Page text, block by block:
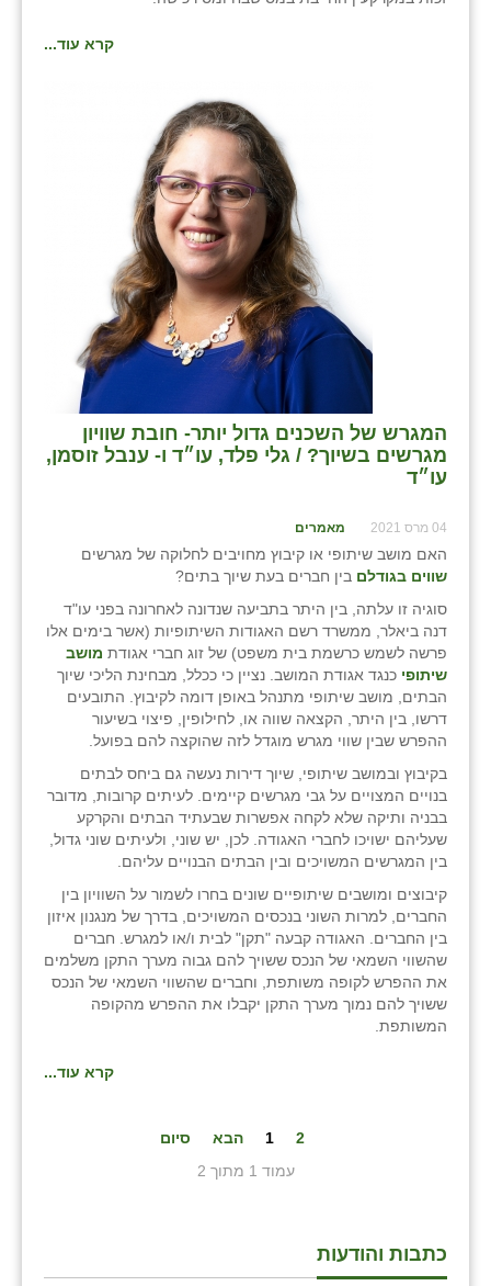
קרא עוד...
המגרש של השכנים גדול יותר- חובת שוויון
מגרשים בשיוך? / גלי פלד, עו״ד ו- ענבל זוסמן,
עו״ד
04 מרס 2021 מאמרים
האם מושב שיתופי או קיבוץ מחויבים לחלוקה של מגרשים
שווים בגודלם בין חברים בעת שיוך בתים?
סוגיה זו עלתה, בין היתר בתביעה שנדונה לאחרונה בפני עו"ד
דנה ביאלר, ממשרד רשם האגודות השיתופיות (אשר בימים אלו
פרשה לשמש כרשמת בית משפט) של זוג חברי אגודת מושב
שיתופי כנגד אגודת המושב. נציין כי ככלל, מבחינת הליכי שיוך
הבתים, מושב שיתופי מתנהל באופן דומה לקיבוץ. התובעים
דרשו, בין היתר, הקצאה שווה או, לחילופין, פיצוי בשיעור
ההפרש שבין שווי מגרש מוגדל לזה שהוקצה להם בפועל.
בקיבוץ ובמושב שיתופי, שיוך דירות נעשה גם ביחס לבתים
בנויים המצויים על גבי מגרשים קיימים. לעיתים קרובות, מדובר
בבניה ותיקה שלא לקחה אפשרות שבעתיד הבתים והקרקע
שעליהם ישויכו לחברי האגודה. לכן, יש שוני, ולעיתים שוני גדול,
בין המגרשים המשויכים ובין הבתים הבנויים עליהם.
קיבוצים ומושבים שיתופיים שונים בחרו לשמור על השוויון בין
החברים, למרות השוני בנכסים המשויכים, בדרך של מנגנון איזון
בין החברים. האגודה קבעה "תקן" לבית ו/או למגרש. חברים
שהשווי השמאי של הנכס ששויך להם גבוה מערך התקן משלמים
את ההפרש לקופה משותפת, וחברים שהשווי השמאי של הנכס
ששויך להם נמוך מערך התקן יקבלו את ההפרש מהקופה
המשותפת.
קרא עוד...
1 2 הבא
סיום
עמוד 1 מתוך 2
כתבות והודעות